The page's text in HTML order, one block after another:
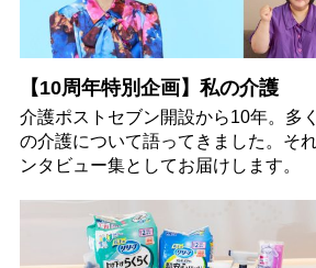
【10周年特別企画】私の介護
介護ポストセブン開設から10年。多
の介護について語ってきました。そ
ンタビュー集としてお届けします。